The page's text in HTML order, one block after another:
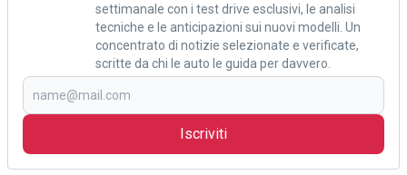
settimanale con i test drive esclusivi, le analisi
tecniche e le anticipazioni sui nuovi modelli. Un
concentrato di notizie selezionate e verificate,
scritte da chi le auto le guida per davvero.
Iscriviti